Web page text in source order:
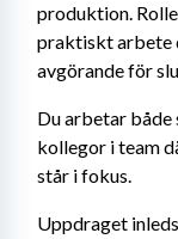
produktion.
praktiskt arbete
avgörande för
Du arbetar både
kollegor i team
står i fokus.
Uppdraget